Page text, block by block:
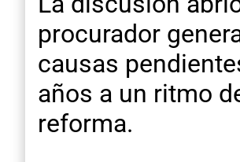
procurador
causas
años a un ritmo
reforma.